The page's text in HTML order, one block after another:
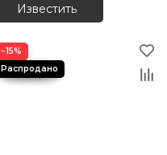
Известить
−15%